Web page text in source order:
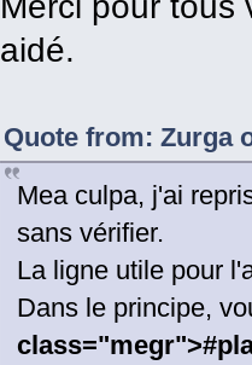
aidé.
Quote from: Zurga
Mea culpa, j'ai
sans vérifier.
La ligne utile pour
Dans le principe,